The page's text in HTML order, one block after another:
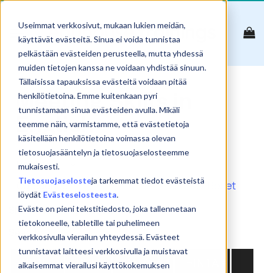
Useimmat verkkosivut, mukaan lukien meidän,
käyttävät evästeitä. Sinua ei voida tunnistaa
pelkästään evästeiden perusteella, mutta yhdessä
muiden tietojen kanssa ne voidaan yhdistää sinuun.
Tällaisissa tapauksissa evästeitä voidaan pitää
henkilötietoina. Emme kuitenkaan pyri
tunnistamaan sinua evästeiden avulla. Mikäli
teemme näin, varmistamme, että evästetietoja
käsitellään henkilötietoina voimassa olevan
tietosuojasääntelyn ja tietosuojaselosteemme
mukaisesti.
Tietosuojaselosteja tarkemmat tiedot evästeistä
löydät Evästeselosteesta.
Eväste on pieni tekstitiedosto, joka tallennetaan
tietokoneelle, tabletille tai puhelimeen
verkkosivulla vierailun yhteydessä. Evästeet
tunnistavat laitteesi verkkosivulla ja muistavat
aikaisemmat vierailusi käyttökokemuksen
Skip
content
Meeting Skills in
English
Reset
Show
products
Search:
NIMI PVM PAIKKA